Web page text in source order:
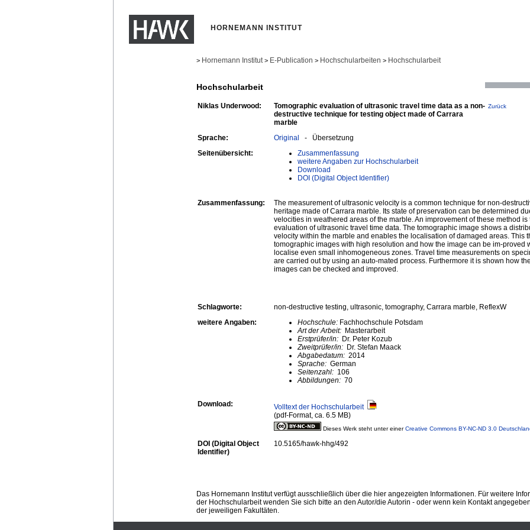
HORNEMANN INSTITUT
> Hornemann Institut > E-Publication > Hochschularbeiten > Hochschularbeit
Hochschularbeit
Niklas Underwood:
Tomographic evaluation of ultrasonic travel time data as a non-
destructive technique for testing object made of Carrara
marble
Zurück
Sprache: Original - Übersetzung
Seitenübersicht:
Zusammenfassung
weitere Angaben zur Hochschularbeit
Download
DOI (Digital Object Identifier)
Zusammenfassung:
The measurement of ultrasonic velocity is a common technique for non-
heritage made of Carrara marble. Its state of preservation can be determined
velocities in weathered areas of the marble. An improvement of these method
evaluation of ultrasonic travel time data. The tomographic image shows a
velocity within the marble and enables the localisation of damaged areas. This
tomographic images with high resolution and how the image can be im-proved
localise even small inhomogeneous zones. Travel time measurements on
are carried out by using an auto-mated process. Furthermore it is shown how
images can be checked and improved.
Schlagworte:
non-destructive testing, ultrasonic, tomography, Carrara marble, ReflexW
weitere Angaben:
Hochschule: Fachhochschule Potsdam
Art der Arbeit: Masterarbeit
Erstprüfer/in: Dr. Peter Kozub
Zweitprüfer/in: Dr. Stefan Maack
Abgabedatum: 2014
Sprache: German
Seitenzahl: 106
Abbildungen: 70
Download:
Volltext der Hochschularbeit
(pdf-Format, ca. 6.5 MB)
Dieses Werk steht unter einerCreative Commons BY-NC-ND 3.0
DOI (Digital Object
Identifier)
10.5165/hawk-hhg/492
Das Hornemann Institut verfügt ausschließlich über die hier angezeigten Informationen. Für weitere
der Hochschularbeit wenden Sie sich bitte an den Autor/die Autorin - oder wenn kein Kontakt
der jeweiligen Fakultäten.